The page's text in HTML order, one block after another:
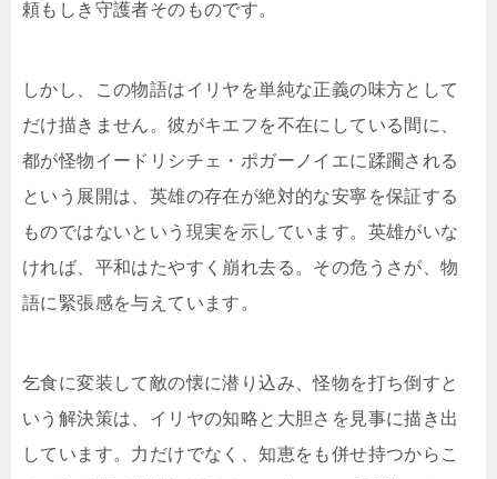
頼もしき守護者そのものです。
しかし、この物語はイリヤを単純な正義の味方として
だけ描きません。彼がキエフを不在にしている間に、
都が怪物イードリシチェ・ポガーノイエに蹂躙される
という展開は、英雄の存在が絶対的な安寧を保証する
ものではないという現実を示しています。英雄がいな
ければ、平和はたやすく崩れ去る。その危うさが、物
語に緊張感を与えています。
乞食に変装して敵の懐に潜り込み、怪物を打ち倒すと
いう解決策は、イリヤの知略と大胆さを見事に描き出
しています。力だけでなく、知恵をも併せ持つからこ